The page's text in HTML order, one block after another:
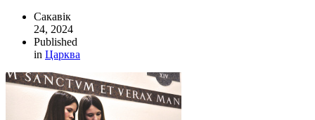
Сакавік
24, 2024
Published
in Царква